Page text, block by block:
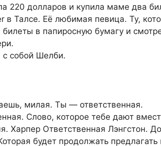
220 долларов и купила маме два
в Талсе. Её любимая певица. Ту,
билеты в папиросную бумагу и
с собой Шелби.
милая. Ты — ответственная.
Слово, которое тебе дают
Харпер Ответственная Лэнгстон.
будет продолжать